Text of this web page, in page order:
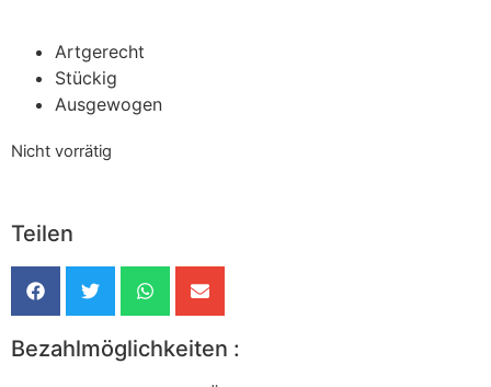
Artgerecht
Stückig
Ausgewogen
Nicht vorrätig
Teilen
Bezahlmöglichkeiten :